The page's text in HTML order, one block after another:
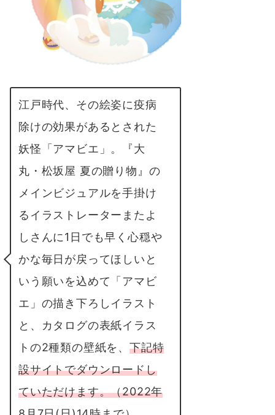
江戸時代、その絵姿に疫病
除けの効果があるとされた
妖怪「アマビエ」。『大
丸・松坂屋 夏の贈り物』の
メインビジュアルを手掛け
るイラストレーターまたよ
しさんに1日でも早く心穏や
かな毎日が戻ってほしいと
いう願いを込めて「アマビ
エ」の描き下ろしイラスト
と、カタログの表紙イラス
トの2種類の壁紙を、 下記特
設サイトでダウンロードし
ていただけます。（2022年